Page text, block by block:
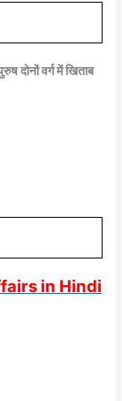
दोनों वर्ग में खिताब
in Hindi